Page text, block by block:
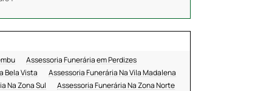
Assessoria Funerária em Perdizes
Bela Vista
Assessoria Funerária Na Vila Madalena
Na Zona Sul
Assessoria Funerária Na Zona Norte